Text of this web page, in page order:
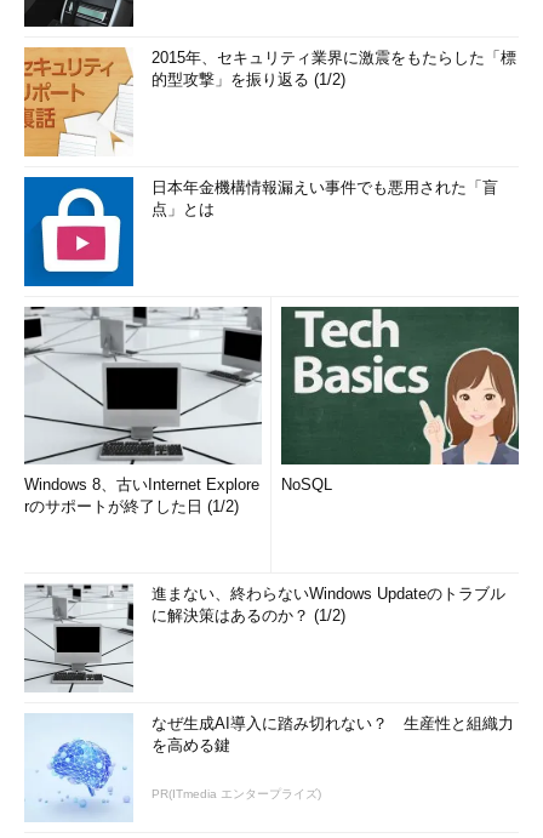
2015年、セキュリティ業界に激震をもたらした「標
的型攻撃」を振り返る (1/2)
日本年金機構情報漏えい事件でも悪用された「盲
点」とは
Windows 8、古いInternet Explore
rのサポートが終了した日 (1/2)
NoSQL
進まない、終わらないWindows Updateのトラブル
に解決策はあるのか？ (1/2)
なぜ生成AI導入に踏み切れない？ 生産性と組織力
を高める鍵
PR(ITmedia エンタープライズ)